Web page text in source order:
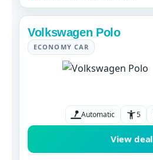
Volkswagen Polo
ECONOMY CAR
Automatic 5
View deal